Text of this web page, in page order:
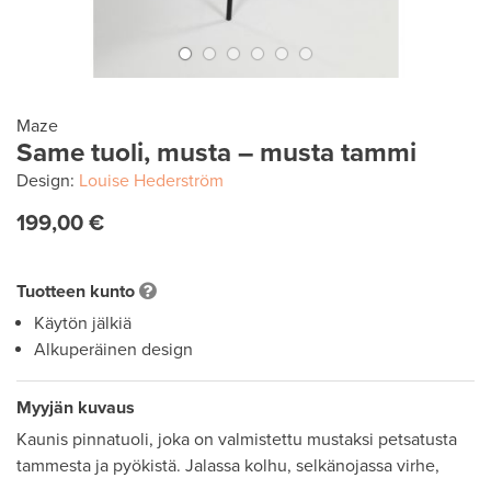
Maze
Same tuoli, musta – musta tammi
Design: Louise Hederström
199,00 €
Tuotteen kunto
Käytön jälkiä
Alkuperäinen design
Myyjän kuvaus
Kaunis pinnatuoli, joka on valmistettu mustaksi petsatusta
tammesta ja pyökistä. Jalassa kolhu, selkänojassa virhe,